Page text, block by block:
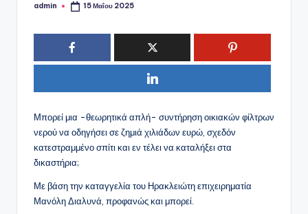
Συγγραφέας:
admin 15 Μαΐου 2025
Μπορεί μια -θεωρητικά απλή- συντήρηση οικιακών φίλτρων
νερού να οδηγήσει σε ζημιά χιλιάδων ευρώ, σχεδόν
κατεστραμμένο σπίτι και εν τέλει να καταλήξει στα
δικαστήρια;
Με βάση την καταγγελία του Ηρακλειώτη επιχειρηματία
Μανόλη Διαλυνά, προφανώς και μπορεί.